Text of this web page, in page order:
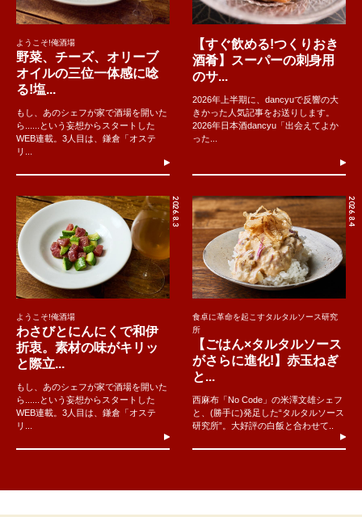
ようこそ!俺酒場
野菜、チーズ、オリーブ
オイルの三位一体感に唸
る!塩...
もし、あのシェフが家で酒場を開いた
ら......という妄想からスタートした
WEB連載。3人目は、鎌倉「オステ
リ...
【すぐ飲める!つくりおき
酒肴】スーパーの刺身用
のサ...
2026年上半期に、dancyuで反響の大
きかった人気記事をお送りします。
2026年日本酒dancyu「出会えてよか
った...
2026.8.3
ようこそ!俺酒場
わさびとにんにくで和伊
折衷。素材の味がキリッ
と際立...
もし、あのシェフが家で酒場を開いた
ら......という妄想からスタートした
WEB連載。3人目は、鎌倉「オステ
リ...
2026.8.4
食卓に革命を起こすタルタルソース研究
所
【ごはん×タルタルソース
がさらに進化!】赤玉ねぎ
と...
西麻布「No Code」の米澤文雄シェフ
と、(勝手に)発足した“タルタルソース
研究所”。大好評の白飯と合わせて..